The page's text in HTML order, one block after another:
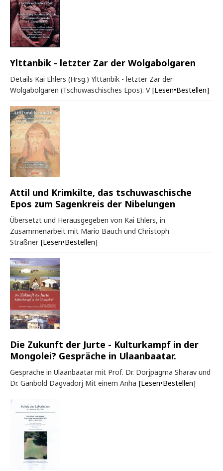
Ylttanbik - letzter Zar der Wolgabolgaren
Details Kai Ehlers (Hrsg.) Ylttanbik - letzter Zar der
Wolgabolgaren (Tschuwaschisches Epos). V [Lesen•Bestellen]
Attil und Krimkilte, das tschuwaschische
Epos zum Sagenkreis der Nibelungen
Übersetzt und Herausgegeben von Kai Ehlers, in
Zusammenarbeit mit Mario Bauch und Christoph
Sträßner [Lesen•Bestellen]
Die Zukunft der Jurte - Kulturkampf in der
Mongolei? Gespräche in Ulaanbaatar.
Gespräche in Ulaanbaatar mit Prof. Dr. Dorjpagma Sharav und
Dr. Ganbold Dagvadorj Mit einem Anha [Lesen•Bestellen]